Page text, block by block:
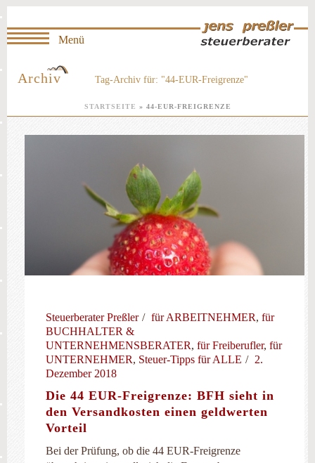
Archiv Tag-Archiv für: "44-EUR-Freigrenze"
STARTSEITE » 44-EUR-FREIGRENZE
Steuerberater Preßler für ARBEITNEHMER, für
BUCHHALTER &
UNTERNEHMENSBERATER, für Freiberufler, für
UNTERNEHMER, Steuer-Tipps für ALLE
2.
Dezember 2018
Die 44 EUR-Freigrenze: BFH sieht in
den Versandkosten einen geldwerten
Vorteil
Bei der Prüfung, ob die 44 EUR-Freigrenze